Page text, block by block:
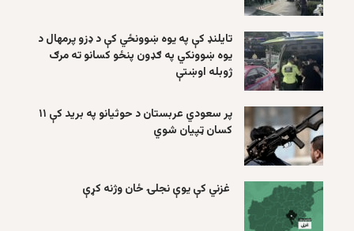
تایلنډ کې په یوه ښوونځي کې د ډزو پرمهال د
یوه ښوونکي په ګډون پنځو کسانو ته مرګ
ژوبله اوښتې
پر سعودي عربستان د حوثیانو په برید کې ۱۱
کسان ټپیان شوي
غزني کې یوې نجلۍ ځان وژنه کړې